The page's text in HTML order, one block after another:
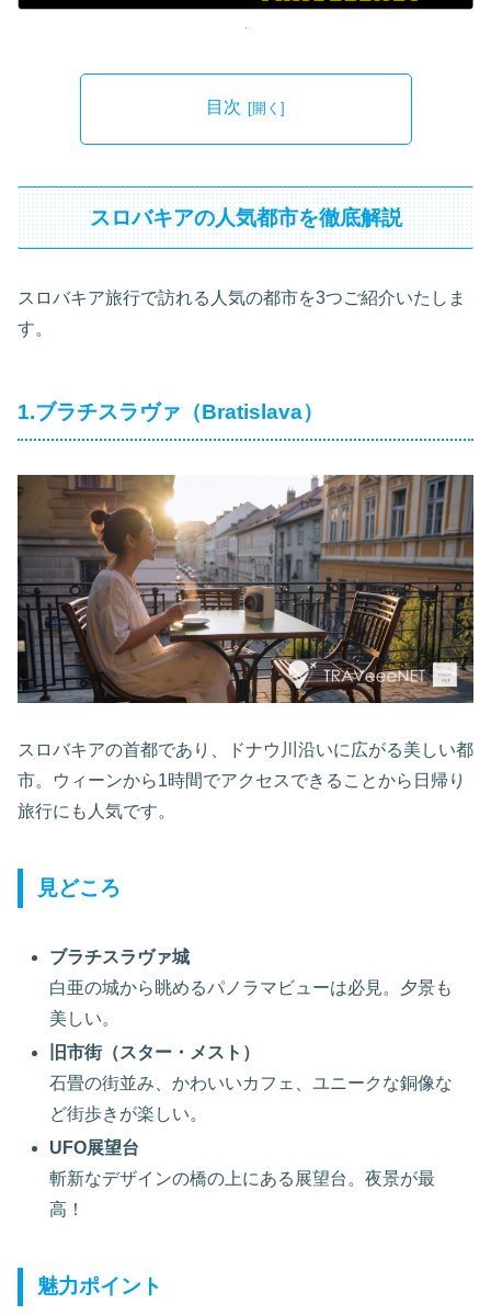
目次
スロバキアの人気都市を徹底解説
スロバキア旅行で訪れる人気の都市を3つご紹介いたしま
す。
1.ブラチスラヴァ（Bratislava）
スロバキアの首都であり、ドナウ川沿いに広がる美しい都
市。ウィーンから1時間でアクセスできることから日帰り
旅行にも人気です。
見どころ
ブラチスラヴァ城
白亜の城から眺めるパノラマビューは必見。夕景も
美しい。
旧市街（スター・メスト）
石畳の街並み、かわいいカフェ、ユニークな銅像な
ど街歩きが楽しい。
UFO展望台
斬新なデザインの橋の上にある展望台。夜景が最
高！
魅力ポイント